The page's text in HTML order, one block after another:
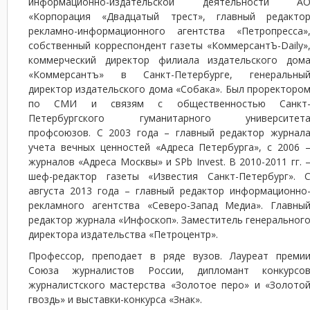
«Корпорация «Двадцатый трест», главный редактор
рекламно-информационного агентства «Петропресса»,
собственный корреспондент газеты «КоммерсантЪ-Daily»,
коммерческий директор филиала издательского дома
«Коммерсантъ» в Санкт-Петербурге, генеральный
директор издательского дома «Собака». Был проректором
по СМИ и связям с общественностью Санкт-
Петербургского гуманитарного университета
профсоюзов. С 2003 года – главный редактор журнала
учета вечных ценностей «Адреса Петербурга», с 2006 –
журналов «Адреса Москвы» и SPb Invest. В 2010-2011 гг. –
шеф-редактор газеты «Известия Санкт-Петербург». С
августа 2013 года – главный редактор информационно-
рекламного агентства «Северо-Запад Медиа». Главный
редактор журнала «Инфоскоп». Заместитель генерального
директора издательства «Петроцентр».
Профессор, преподает в ряде вузов. Лауреат премии
Союза журналистов России, дипломант конкурсов
журналистского мастерства «Золотое перо» и «Золотой
гвоздь» и выставки-конкурса «Знак».